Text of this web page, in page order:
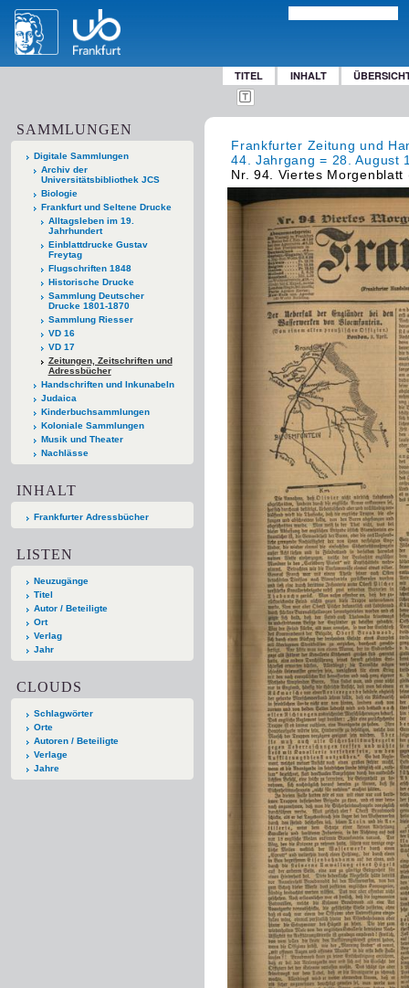
TITEL INHALT
SAMMLUNGEN
Digitale Sammlungen
Archiv der
Universitätsbibliothek JCS
Biologie
Frankfurt und Seltene Drucke
Alltagsleben im 19.
Jahrhundert
Einblattdrucke Gustav
Freytag
Flugschriften 1848
Historische Drucke
Sammlung Deutscher
Drucke 1801-1870
Sammlung Riesser
VD 16
VD 17
Zeitungen, Zeitschriften und
Adressbücher
Handschriften und Inkunabeln
Judaica
Kinderbuchsammlungen
Koloniale Sammlungen
Musik und Theater
Nachlässe
INHALT
Frankfurter Adressbücher
LISTEN
Neuzugänge
Titel
Autor / Beteiligte
Ort
Verlag
Jahr
CLOUDS
Schlagwörter
Orte
Autoren / Beteiligte
Verlage
Jahre
Frankfurter Zeitung und
44. Jahrgang = 28. August
Nr. 94. Viertes Morgenblatt